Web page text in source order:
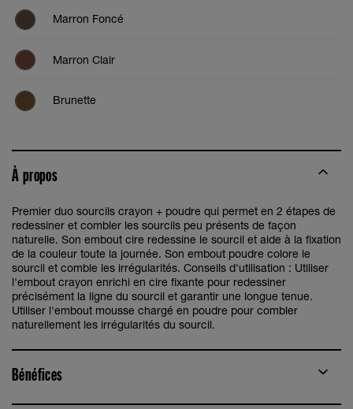
Marron Foncé
Marron Clair
Brunette
À propos
Premier duo sourcils crayon + poudre qui permet en 2 étapes de
redessiner et combler les sourcils peu présents de façon
naturelle. Son embout cire redessine le sourcil et aide à la fixation
de la couleur toute la journée. Son embout poudre colore le
sourcil et comble les irrégularités. Conseils d'utilisation : Utiliser
l'embout crayon enrichi en cire fixante pour redessiner
précisément la ligne du sourcil et garantir une longue tenue.
Utiliser l'embout mousse chargé en poudre pour combler
naturellement les irrégularités du sourcil.
Bénéfices